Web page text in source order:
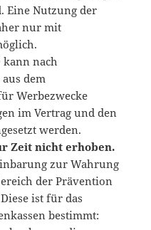
Eine Nutzung der
nur mit
nach
dem
Werbezwecke
im Vertrag und den
werden.
Zeit nicht erhoben.
zur Wahrung
der Prävention
ist für das
bestimmt: